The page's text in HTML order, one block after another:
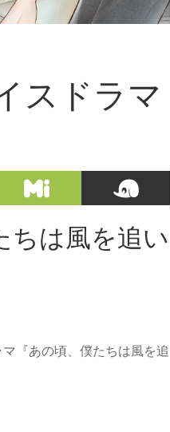
スドラマ
ちは風を追い
『あの頃、僕たちは風を追